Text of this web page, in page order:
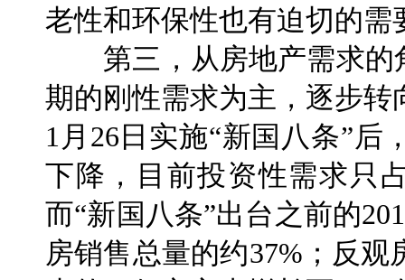
老性和环保性也有迫切的需
第三，从房地产需求的
期的刚性需求为主，逐步转
1月26日实施“新国八条”后
下降，目前投资性需求只
而“新国八条”出台之前的
房销售总量的约37%；反观